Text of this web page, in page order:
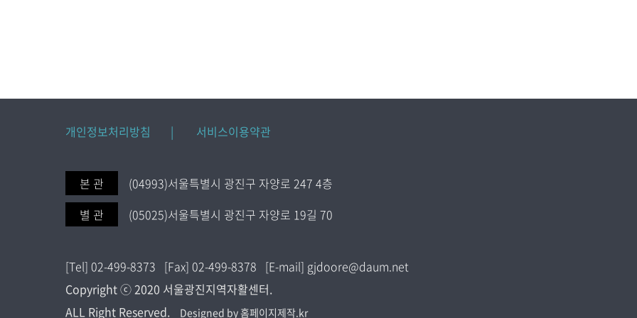
개인정보처리방침 | 서비스이용약관
본 관
(04993)서울특별시 광진구 자양로 247 4층
별 관
(05025)서울특별시 광진구 자양로 19길 70
[Tel] 02-499-8373 [Fax] 02-499-8378 [E-mail] gjdoore@daum.net
Copyright ⓒ 2020 서울광진지역자활센터.
ALL Right Reserved.
Designed by 홈페이지제작.kr